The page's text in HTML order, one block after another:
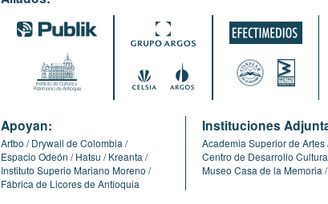
Apoyan:
Artbo
Drywall de Colombia
Espacio Odeón
Hatsu
Kreanta
Instituto Superio Mariano Moreno
Fábrica de Licores de Antioquia
Instituciones
Academia Superior de Artes
Centro de Desarrollo
Museo Casa de la Memoria